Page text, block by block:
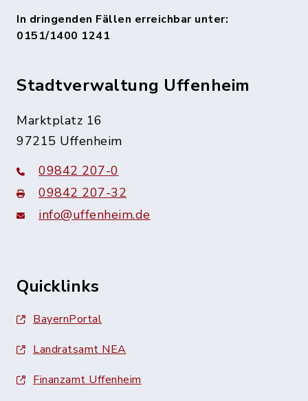
In dringenden Fällen erreichbar unter:
0151/1400 1241
Stadtverwaltung Uffenheim
Marktplatz 16
97215 Uffenheim
09842 207-0
09842 207-32
info@uffenheim.de
Quicklinks
BayernPortal
Landratsamt NEA
Finanzamt Uffenheim